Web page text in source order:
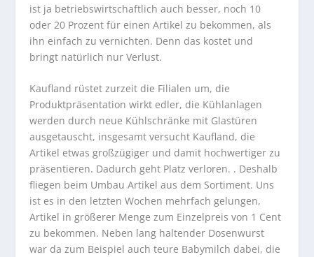
ist ja betriebswirtschaftlich auch besser, noch 10
oder 20 Prozent für einen Artikel zu bekommen, als
ihn einfach zu vernichten. Denn das kostet und
bringt natürlich nur Verlust.
Kaufland rüstet zurzeit die Filialen um, die
Produktpräsentation wirkt edler, die Kühlanlagen
werden durch neue Kühlschränke mit Glastüren
ausgetauscht, insgesamt versucht Kaufland, die
Artikel etwas großzügiger und damit hochwertiger zu
präsentieren. Dadurch geht Platz verloren. . Deshalb
fliegen beim Umbau Artikel aus dem Sortiment. Uns
ist es in den letzten Wochen mehrfach gelungen,
Artikel in größerer Menge zum Einzelpreis von 1 Cent
zu bekommen. Neben lang haltender Dosenwurst
war da zum Beispiel auch teure Babymilch dabei, die